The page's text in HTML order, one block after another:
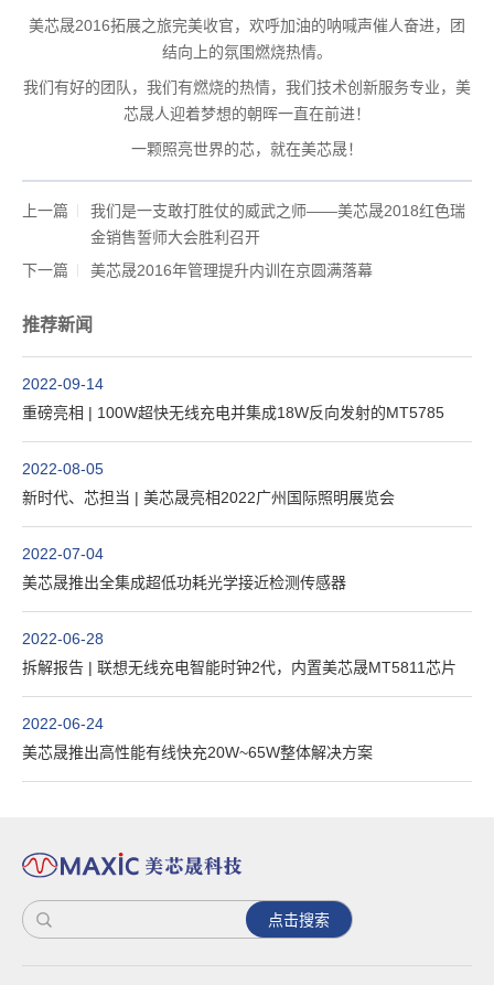
美芯晟2016拓展之旅完美收官，欢呼加油的呐喊声催人奋进，团
结向上的氛围燃烧热情。
我们有好的团队，我们有燃烧的热情，我们技术创新服务专业，美
芯晟人迎着梦想的朝晖一直在前进！
一颗照亮世界的芯，就在美芯晟！
上一篇
我们是一支敢打胜仗的威武之师——美芯晟2018红色瑞
金销售誓师大会胜利召开
下一篇
美芯晟2016年管理提升内训在京圆满落幕
推荐新闻
2022-09-14
重磅亮相 | 100W超快无线充电并集成18W反向发射的MT5785
2022-08-05
新时代、芯担当 | 美芯晟亮相2022广州国际照明展览会
2022-07-04
美芯晟推出全集成超低功耗光学接近检测传感器
2022-06-28
拆解报告 | 联想无线充电智能时钟2代，内置美芯晟MT5811芯片
2022-06-24
美芯晟推出高性能有线快充20W~65W整体解决方案
点击搜索